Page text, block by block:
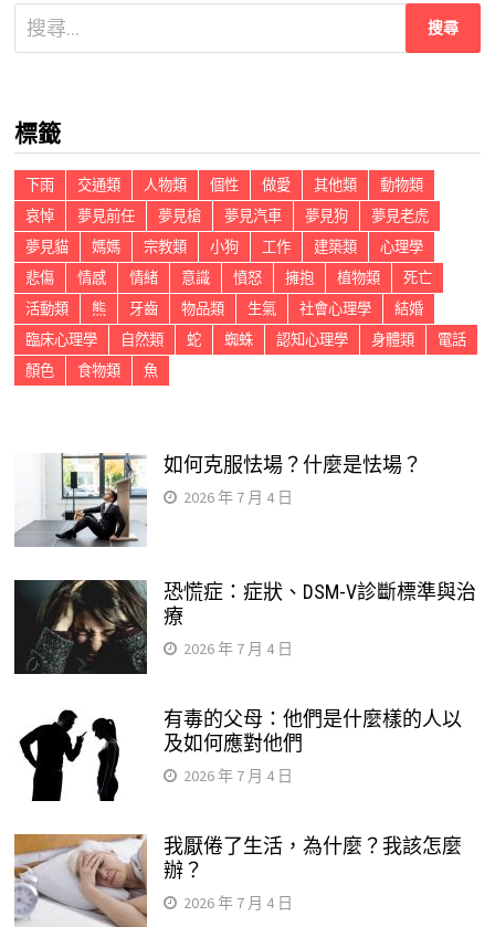
搜
尋
字:
標籤
下雨 交通類 人物類 個性 做愛 其他類
動物類
哀悼
夢見前任 夢見槍 夢見汽車 夢見狗
夢見老虎
夢見貓
媽媽 宗教類 小狗 工作 建築類
心理學
悲傷
情感 情緒 意識 憤怒 擁抱 植物類
死亡
活動類
熊 牙齒 物品類 生氣 社會心理學
結婚
臨床心理學
自然類 蛇 蜘蛛 認知心理學 身體類
電話
顏色
食物類 魚
如何克服怯場？什麼是怯場？
2026 年 7 月 4 日
恐慌症：症狀、DSM-V診斷標準與治
療
2026 年 7 月 4 日
有毒的父母：他們是什麼樣的人以
及如何應對他們
2026 年 7 月 4 日
我厭倦了生活，為什麼？我該怎麼
辦？
2026 年 7 月 4 日